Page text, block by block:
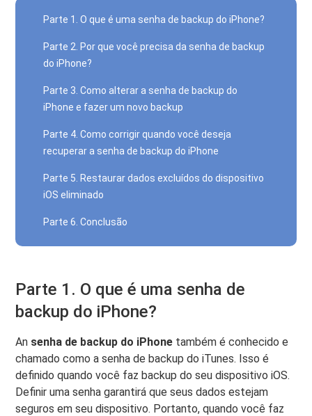
Parte 1. O que é uma senha de backup do iPhone?
Parte 2. Por que você precisa da senha de backup
do iPhone?
Parte 3. Como alterar a senha de backup do
iPhone e fazer um novo backup
Parte 4. Como corrigir quando você deseja
recuperar a senha de backup do iPhone
Parte 5. Restaurar dados excluídos do dispositivo
iOS eliminado
Parte 6. Conclusão
Parte 1. O que é uma senha de
backup do iPhone?
An senha de backup do iPhone também é conhecido e
chamado como a senha de backup do iTunes. Isso é
definido quando você faz backup do seu dispositivo iOS.
Definir uma senha garantirá que seus dados estejam
seguros em seu dispositivo. Portanto, quando você faz